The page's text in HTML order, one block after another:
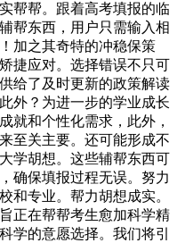
帮帮。跟着高考填报的临
帮东西，用户只需输入相
加之其奇特的冲稳保策
捷应对。选择错误不只可
给了及时更新的政策解读
外？为进一步的学业成长
就和个性化需求，此外，
至关主要。还可能形成不
学胡想。这些辅帮东西可
确保填报过程无误。努力
和专业。帮力胡想成实。
正在帮帮考生愈加科学精
学的意愿选择。我们将引